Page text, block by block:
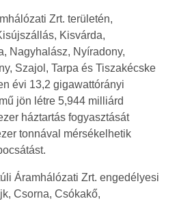
Zrt. területén,
Kisvárda,
Nagyhalász, Nyíradony,
Szajol, Tarpa és Tiszakécske
évi 13,2 gigawattórányi
jön létre 5,944 milliárd
háztartás fogyasztását
tonnával mérsékelhetik
Áramhálózati Zrt. engedélyesi
Csorna, Csókakő,